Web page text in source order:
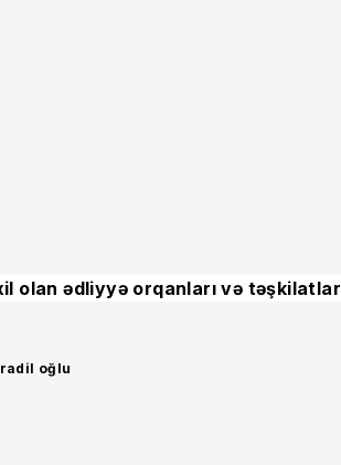
olan ədliyyə orqanları və təşkilatlar
oğlu